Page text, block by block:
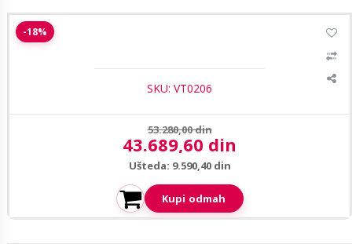
-18%
Uniview UV-MW3243-V 43" monitor za CCTV video nadzor
SKU: VT0206
Prethodna cena:
53.280,00 din
Aktuelna cena:
43.689,60 din
Ušteda: 9.590,40 din
Kupi odmah